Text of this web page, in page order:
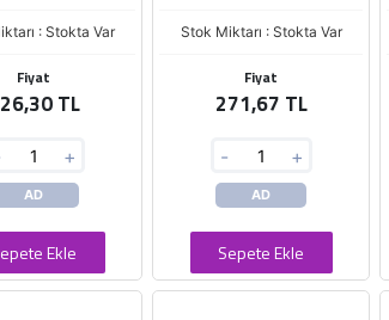
: Stokta Var
Fiyat
TL
+
AD
Ekle
Stok Miktarı : Stokta Var
Fiyat
271,67 TL
- +
AD
Sepete Ekle